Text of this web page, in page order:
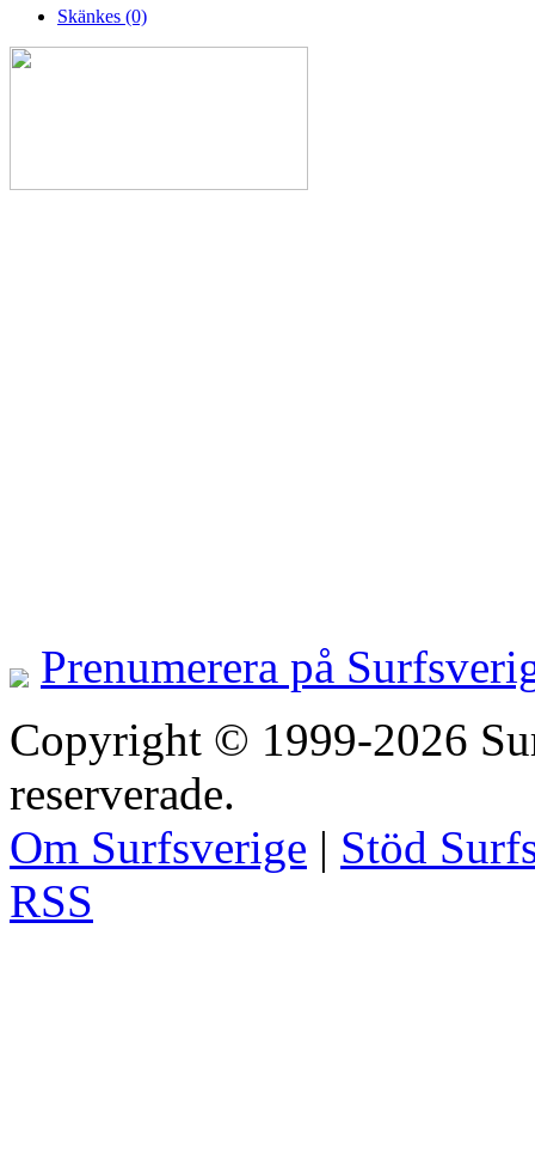
Skänkes (0)
Prenumerera på
Copyright © 1999-2026
reserverade.
Om Surfsverige | Stöd
RSS